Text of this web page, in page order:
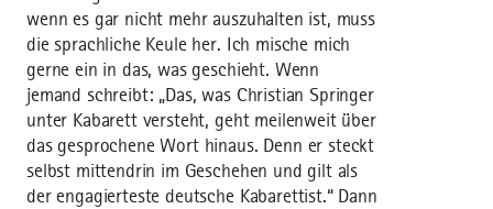
wenn es gar nicht mehr auszuhalten ist, muss
die sprachliche Keule her. Ich mische mich
gerne ein in das, was geschieht. Wenn
jemand schreibt: „Das, was Christian Springer
unter Kabarett versteht, geht meilenweit über
das gesprochene Wort hinaus. Denn er steckt
selbst mittendrin im Geschehen und gilt als
der engagierteste deutsche Kabarettist.“ Dann